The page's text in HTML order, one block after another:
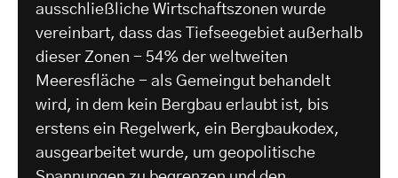
ausschließliche Wirtschaftszonen wurde
vereinbart, dass das Tiefseegebiet außerhalb
dieser Zonen - 54% der weltweiten
Meeresfläche - als Gemeingut behandelt
wird, in dem kein Bergbau erlaubt ist, bis
erstens ein Regelwerk, ein Bergbaukodex,
ausgearbeitet wurde, um geopolitische